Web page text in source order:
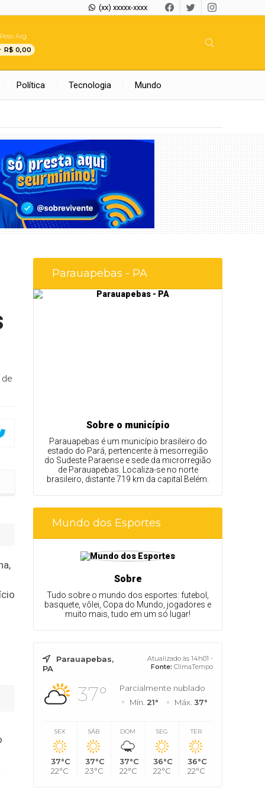
(xx) xxxxx-xxxx
Peso Arg.
R$ 0,00
Política Tecnologia Mundo
Parauapebas - PA
Sobre o município
Parauapebas é um município brasileiro do
estado do Pará, pertencente à mesorregião
do Sudeste Paraense e sede da microrregião
de Parauapebas. Localiza-se no norte
brasileiro, distante 719 km da capital Belém.
Mundo dos Esportes
Sobre
Tudo sobre o mundo dos esportes: futebol,
basquete, vôlei, Copa do Mundo, jogadores e
muito mais, tudo em um só lugar!
Parauapebas,
PA
Atualizado às 14h01 -
Fonte: ClimaTempo
37°
Parcialmente nublado
Mín. 21° Máx. 37°
SEX
37°C
22°C
SÁB
37°C
23°C
DOM
37°C
22°C
SEG
36°C
22°C
TER
36°C
22°C